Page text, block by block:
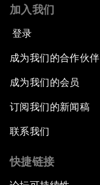
加入我们
登录
成为我们的合作伙伴
成为我们的会员
订阅我们的新闻稿
联系我们
快捷链接